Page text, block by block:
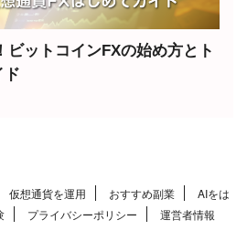
ビットコインFXの始め方とト
ド
仮想通貨を運用 おすすめ副業
AIをは
プライバシーポリシー 運営者情報